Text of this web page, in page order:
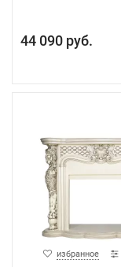
44 090 руб.
избранное